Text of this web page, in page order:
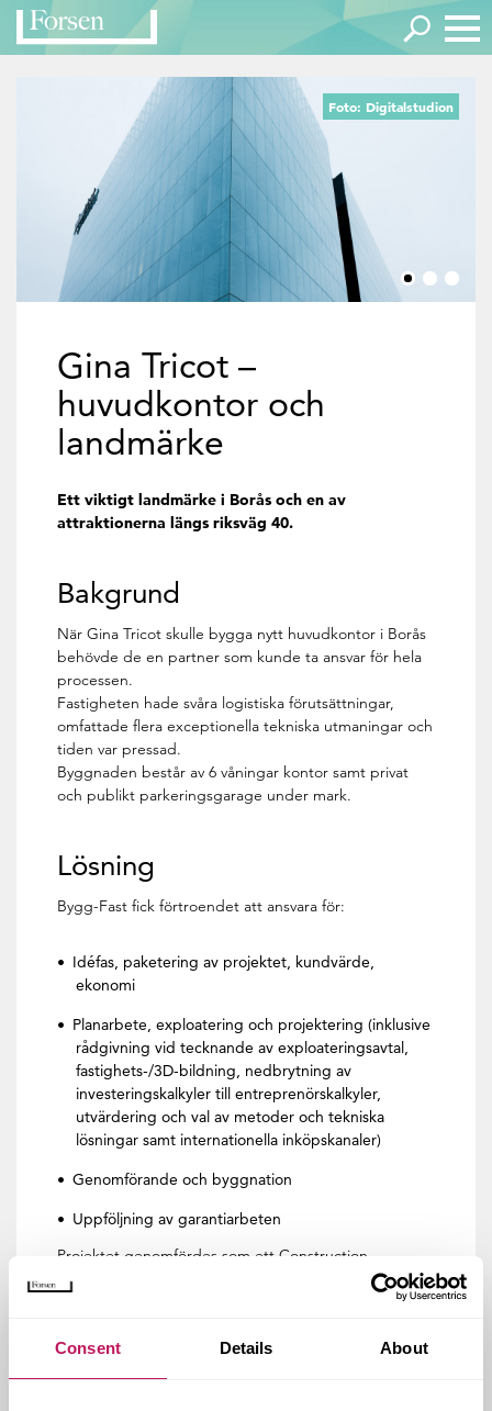
Consent Details About
Foto: Digitalstudion
Gina Tricot –
huvudkontor och
landmärke
Ett viktigt landmärke i Borås och en av
attraktionerna längs riksväg 40.
Bakgrund
När Gina Tricot skulle bygga nytt huvudkontor i Borås
behövde de en partner som kunde ta ansvar för hela
processen.
Fastigheten hade svåra logistiska förutsättningar,
omfattade flera exceptionella tekniska utmaningar och
tiden var pressad.
Byggnaden består av 6 våningar kontor samt privat
och publikt parkeringsgarage under mark.
Lösning
Bygg-Fast fick förtroendet att ansvara för:
Idéfas, paketering av projektet, kundvärde,
ekonomi
Planarbete, exploatering och projektering (inklusive
rådgivning vid tecknande av exploateringsavtal,
fastighets-/3D-bildning, nedbrytning av
investeringskalkyler till entreprenörskalkyler,
utvärdering och val av metoder och tekniska
lösningar samt internationella inköpskanaler)
Genomförande och byggnation
Uppföljning av garantiarbeten
Projektet genomfördes som ett Construction
Management-projekt med 25 entreprenörer som
upphandlades och sammanfördes till en helhet under
totalentreprenad och utförandeentreprenad tack vare